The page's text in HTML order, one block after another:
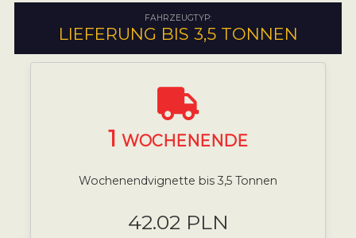
FAHRZEUGTYP:
LIEFERUNG BIS 3,5 TONNEN
1 WOCHENENDE
Wochenendvignette bis 3,5 Tonnen
42.02 PLN